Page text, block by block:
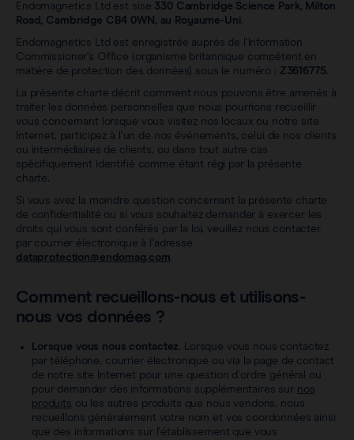
Magtrace®
Sentimag® Gen 2
Voir tous les produits
Données cliniques
FAQs
Contenu téléchargeable
Carrière
Endomagnetics Ltd est sise 330 Cambridge Science Park, Milton
Road, Cambridge CB4 0WN, au Royaume-Uni.
Endomagnetics Ltd est enregistrée auprès de l’Information
Commissioner’s Office (organisme britannique compétent en
matière de protection des données) sous le numéro : Z3616775.
La présente charte décrit comment nous pouvons être amenés à
traiter les données personnelles que nous pourrions recueillir
vous concernant lorsque vous visitez nos locaux ou notre site
Internet, participez à l’un de nos événements, celui de nos clients
ou intermédiaires de clients, ou dans tout autre cas
spécifiquement identifié comme étant régi par la présente
charte.
Si vous avez la moindre question concernant la présente charte
de confidentialité ou si vous souhaitez demander à exercer les
droits qui vous sont conférés par la loi, veuillez nous contacter
par courrier électronique à l’adresse
dataprotection@endomag.com.
Comment recueillons-nous et utilisons-
nous vos données ?
Lorsque vous nous contactez. Lorsque vous nous contactez
par téléphone, courrier électronique ou via la page de contact
de notre site Internet pour une question d’ordre général ou
pour demander des informations supplémentaires sur nos
produits ou les autres produits que nous vendons, nous
recueillons généralement votre nom et vos coordonnées ainsi
que des informations sur l’établissement que vous